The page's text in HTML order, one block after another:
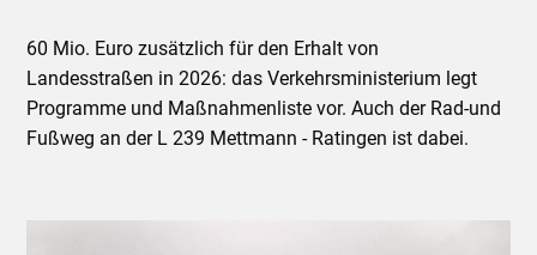
60 Mio. Euro zusätzlich für den Erhalt von
Landesstraßen in 2026: das Verkehrsministerium legt
Programme und Maßnahmenliste vor. Auch der Rad-und
Fußweg an der L 239 Mettmann - Ratingen ist dabei.